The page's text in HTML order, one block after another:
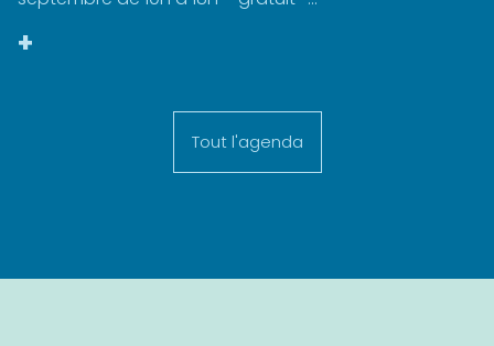
+
Tout l'agenda